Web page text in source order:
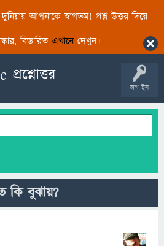
দুনিয়ায় আপনাকে স্বাগতম! প্রশ্ন-উত্তর দিয়ে
বিস্তারিত এখানেদেখুন।
লগ ইন
কি বুঝায়?